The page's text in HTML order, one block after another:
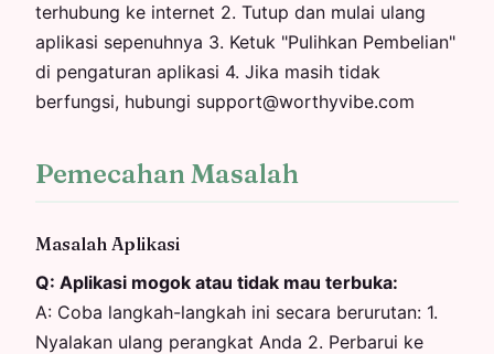
terhubung ke internet 2. Tutup dan mulai ulang
aplikasi sepenuhnya 3. Ketuk "Pulihkan Pembelian"
di pengaturan aplikasi 4. Jika masih tidak
berfungsi, hubungi support@worthyvibe.com
Pemecahan Masalah
Masalah Aplikasi
Q: Aplikasi mogok atau tidak mau terbuka:
A: Coba langkah-langkah ini secara berurutan: 1.
Nyalakan ulang perangkat Anda 2. Perbarui ke